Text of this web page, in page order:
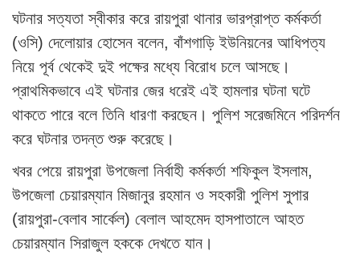
ঘটনার সত্যতা স্বীকার করে রায়পুরা থানার ভারপ্রাপ্ত কর্মকর্তা
(ওসি) দেলোয়ার হোসেন বলেন, বাঁশগাড়ি ইউনিয়নের আধিপত্য
নিয়ে পূর্ব থেকেই দুই পক্ষের মধ্যে বিরোধ চলে আসছে।
প্রাথমিকভাবে এই ঘটনার জের ধরেই এই হামলার ঘটনা ঘটে
থাকতে পারে বলে তিনি ধারণা করছেন। পুলিশ সরেজমিনে পরিদর্শন
করে ঘটনার তদন্ত শুরু করেছে।
খবর পেয়ে রায়পুরা উপজেলা নির্বাহী কর্মকর্তা শফিকুল ইসলাম,
উপজেলা চেয়ারম্যান মিজানুর রহমান ও সহকারী পুলিশ সুপার
(রায়পুরা-বেলাব সার্কেল) বেলাল আহমেদ হাসপাতালে আহত
চেয়ারম্যান সিরাজুল হককে দেখতে যান।